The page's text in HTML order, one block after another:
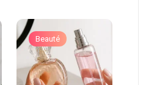
Beauté